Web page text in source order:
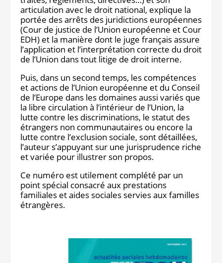
articulation avec le droit national, explique la
portée des arrêts des juridictions européennes
(Cour de justice de l’Union européenne et Cour
EDH) et la manière dont le juge français assure
l’application et l’interprétation correcte du droit
de l’Union dans tout litige de droit interne.
Puis, dans un second temps, les compétences
et actions de l’Union européenne et du Conseil
de l’Europe dans les domaines aussi variés que
la libre circulation à l’intérieur de l’Union, la
lutte contre les discriminations, le statut des
étrangers non communautaires ou encore la
lutte contre l’exclusion sociale, sont détaillées,
l’auteur s’appuyant sur une jurisprudence riche
et variée pour illustrer son propos.
Ce numéro est utilement complété par un
point spécial consacré aux prestations
familiales et aides sociales servies aux familles
étrangères.